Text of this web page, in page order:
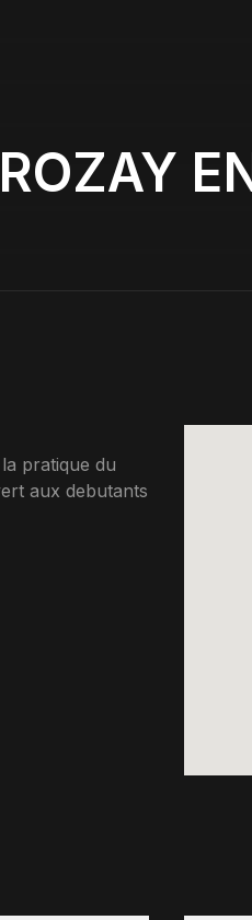
pratique du
aux debutants